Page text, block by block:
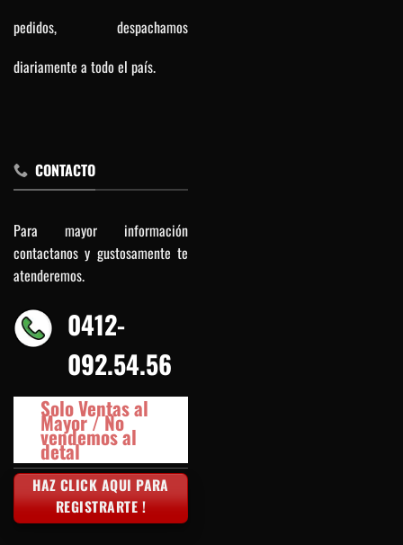
pedidos, despachamos
diariamente a todo el país.
CONTACTO
Para mayor información
contactanos y gustosamente te
atenderemos.
0412-
092.54.56
Solo Ventas al
Mayor / No
vendemos al
detal
HAZ CLICK AQUI PARA
REGISTRARTE !